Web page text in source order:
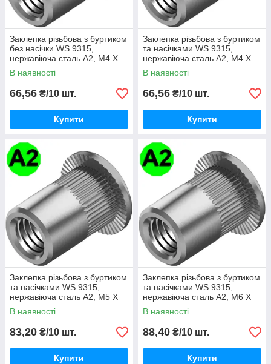
Заклепка різьбова з буртиком
без насічки WS 9315,
нержавіюча сталь A2, М4 X
11.5
В наявності
66,56 ₴/10 шт.
Купити
Заклепка різьбова з буртиком
та насічками WS 9315,
нержавіюча сталь A2, М4 X
11.5
В наявності
66,56 ₴/10 шт.
Купити
Заклепка різьбова з буртиком
та насічками WS 9315,
нержавіюча сталь A2, М5 X
16,5
В наявності
83,20 ₴/10 шт.
Купити
Заклепка різьбова з буртиком
та насічками WS 9315,
нержавіюча сталь A2, М6 X
14,5
В наявності
88,40 ₴/10 шт.
Купити